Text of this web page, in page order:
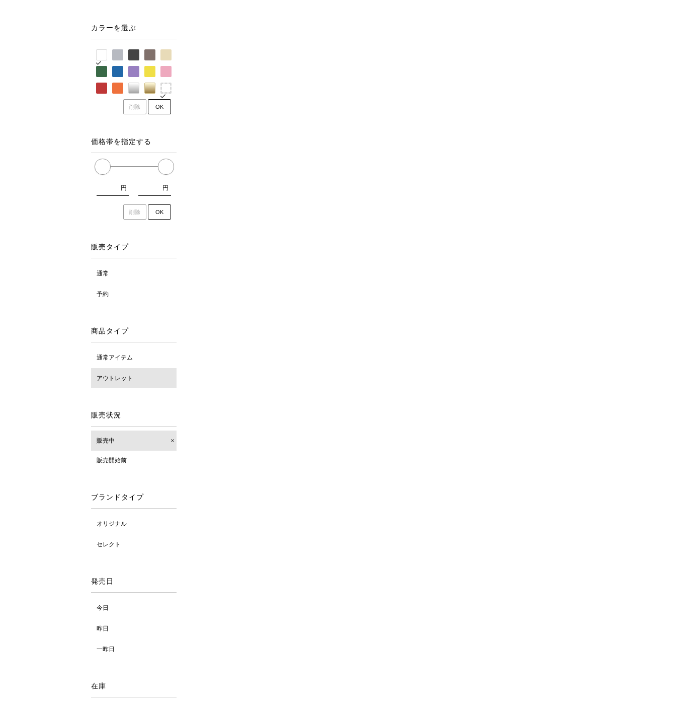
カラーを選ぶ
削除 OK
価格帯を指定する
円 円
削除 OK
販売タイプ
通常
予約
商品タイプ
通常アイテム
アウトレット
販売状況
販売中
販売開始前
ブランドタイプ
オリジナル
セレクト
発売日
今日
昨日
一昨日
在庫